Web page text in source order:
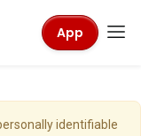
App
identifiable